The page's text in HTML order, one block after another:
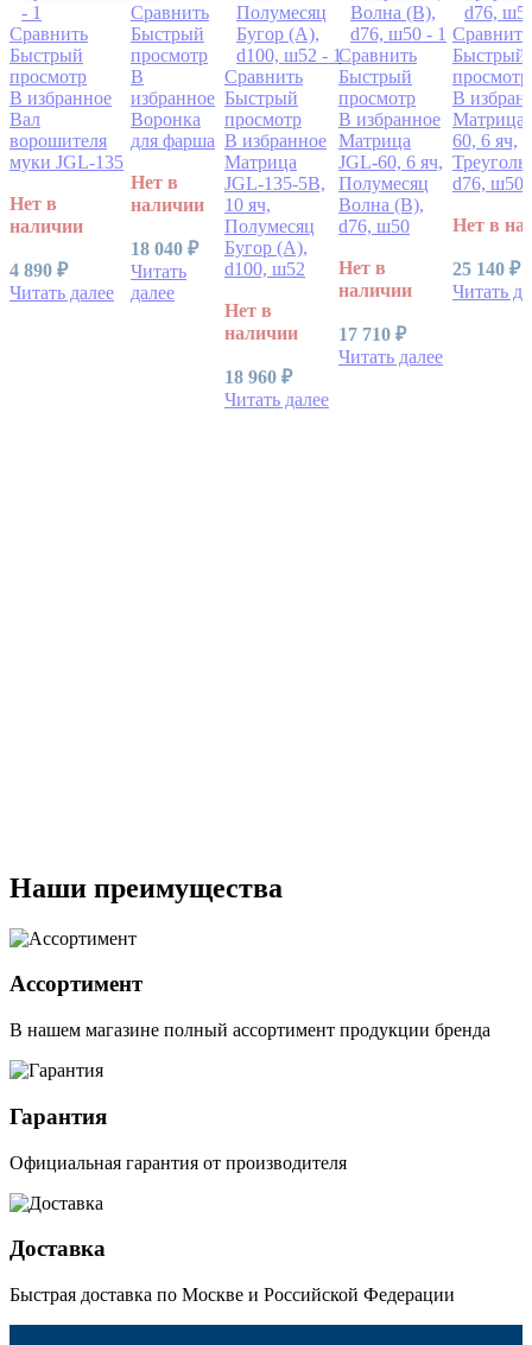
Сравнить
Быстрый
просмотр
В избранное
Вал
ворошителя
муки JGL-135
Нет в
наличии
4 890 ₽
Читать далее
Сравнить
Быстрый
просмотр
В
избранное
Воронка
для фарша
Нет в
наличии
18 040 ₽
Читать
далее
Сравнить
Быстрый
просмотр
В избранное
Матрица
JGL-135-5B,
10 яч,
Полумесяц
Бугор (А),
d100, ш52
Нет в
наличии
18 960 ₽
Читать далее
Сравнить
Быстрый
просмотр
В избранное
Матрица
JGL-60, 6 яч,
Полумесяц
Волна (В),
d76, ш50
Нет в
наличии
17 710 ₽
Читать далее
Сравнить
Быстрый
просмотр
В
Матрица
60, 6 яч,
d76, ш50
Нет в
25 140 ₽
Читать
Наши преимущества
Ассортимент
В нашем магазине полный ассортимент продукции бренда
Гарантия
Официальная гарантия от производителя
Доставка
Быстрая доставка по Москве и Российской Федерации